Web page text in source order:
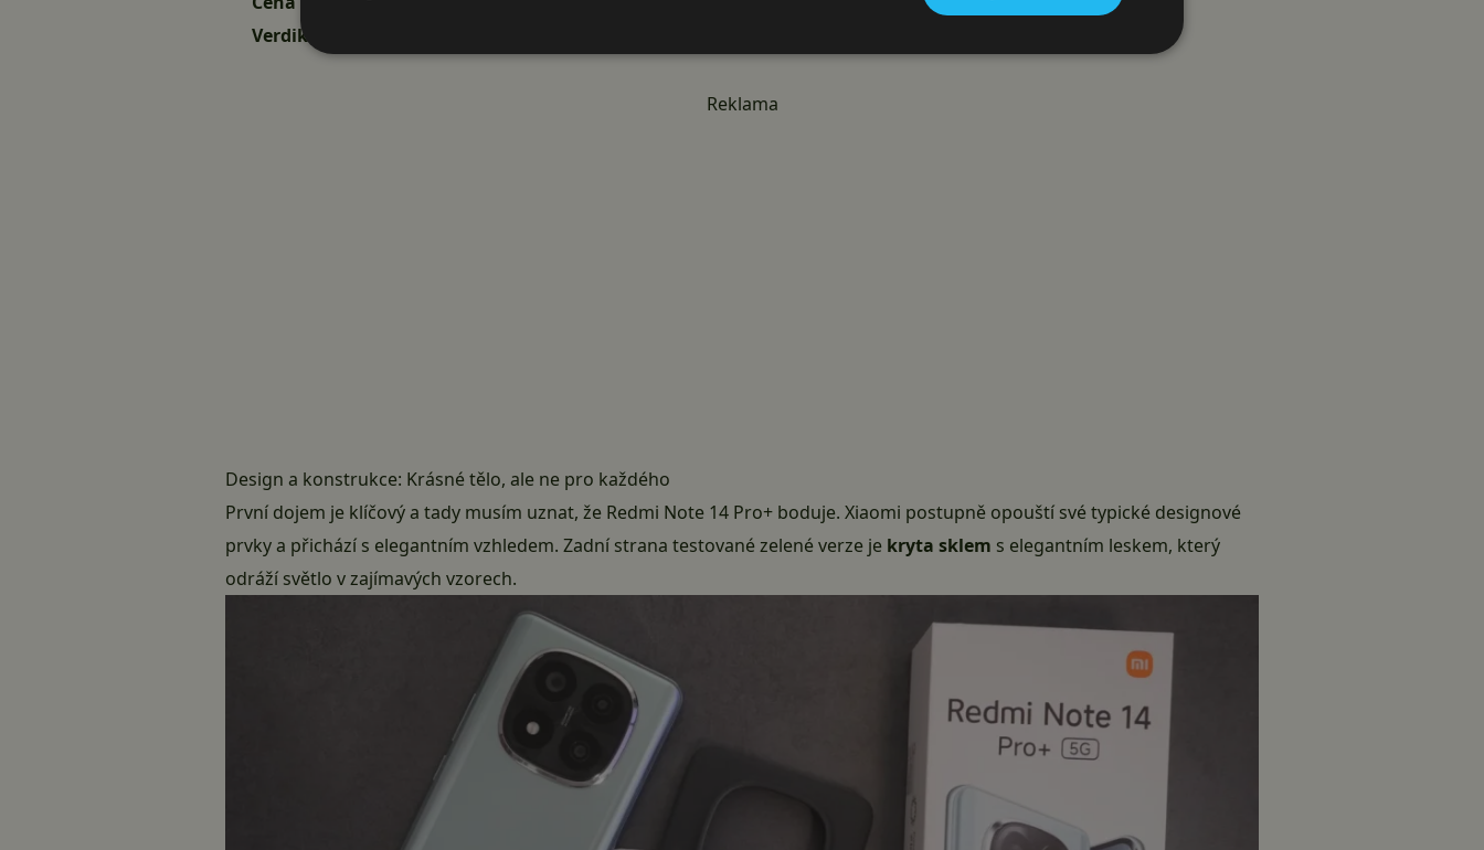
Verdikt: Xiaomi proti Xiaomi
Reklama
Design a konstrukce: Krásné tělo, ale ne pro každého
První dojem je klíčový a tady musím uznat, že Redmi Note 14 Pro+ boduje. Xiaomi postupně opouští své typické designové
prvky a přichází s elegantním vzhledem. Zadní strana testované zelené verze je kryta sklem s elegantním leskem, který
odráží světlo v zajímavých vzorech.